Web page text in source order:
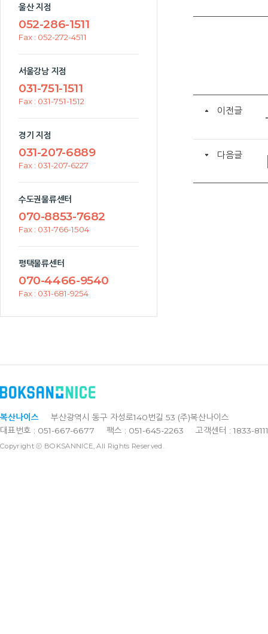
울산 지점
052-286-1511
Fax : 052-272-4511
서울강남 지점
031-751-1511
Fax : 031-751-1512
경기 지점
031-207-6889
Fax : 031-207-6227
수도권물류센터
070-8853-7682
Fax : 031-766-1504
평택물류센터
070-4466-9540
Fax : 031-681-9254
이전글
다음글
복산나이스
부산광역시 동구 자성로140번길 53 (주)복산나이스
대표번호 : 051-667-6677
팩스 : 051-645-2263 고객센터 : 1833-8111
Copyright ⓒ BOKSANNICE, All Rights Reserved.